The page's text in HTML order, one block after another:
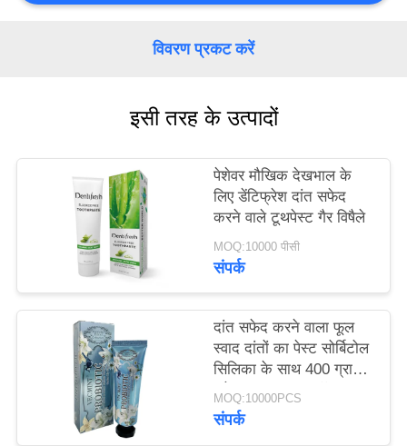
गोपनीयता
नीति
विवरण प्रकट करें
इसी तरह के उत्पादों
पेशेवर मौखिक देखभाल के
लिए डेंटिफ्रेश दांत सफेद
करने वाले टूथपेस्ट गैर विषैले
MOQ:10000 पीसी
संपर्क
दांत सफेद करने वाला फूल
स्वाद दांतों का पेस्ट सोर्बिटोल
सिलिका के साथ 400 ग्राम
सफेद कागज ट्यूब बॉक्स
बॉक्स
MOQ:10000PCS
संपर्क